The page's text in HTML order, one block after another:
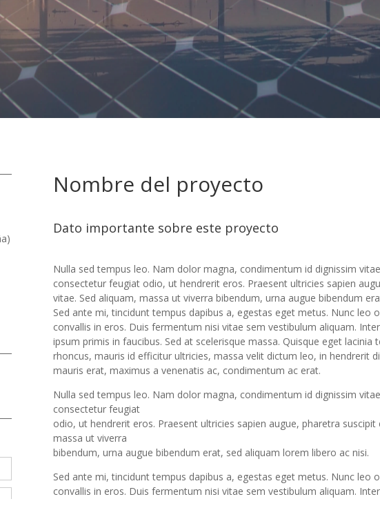
Nombre del proyecto
Dato importante sobre este proyecto
Nulla sed tempus leo. Nam dolor magna, condimentum id dignissim
consectetur feugiat odio, ut hendrerit eros. Praesent ultricies sapien
vitae. Sed aliquam, massa ut viverra bibendum, urna augue bibendum
Sed ante mi, tincidunt tempus dapibus a, egestas eget metus. Nunc leo
convallis in eros. Duis fermentum nisi vitae sem vestibulum aliquam.
ipsum primis in faucibus. Sed at scelerisque massa. Quisque eget lacinia
rhoncus, mauris id efficitur ultricies, massa velit dictum leo, in hendrerit
mauris erat, maximus a venenatis ac, condimentum ac erat.
Nulla sed tempus leo. Nam dolor magna, condimentum id dignissim
consectetur feugiat
odio, ut hendrerit eros. Praesent ultricies sapien augue, pharetra
massa ut viverra
bibendum, urna augue bibendum erat, sed aliquam lorem libero ac nisi.
Sed ante mi, tincidunt tempus dapibus a, egestas eget metus. Nunc leo
convallis in eros. Duis fermentum nisi vitae sem vestibulum aliquam.